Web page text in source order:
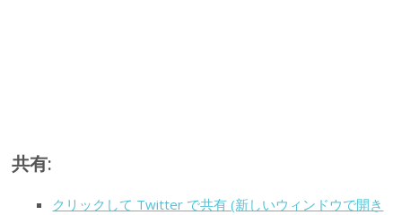
共有:
クリックして Twitter で共有 (新しいウィンドウで開き